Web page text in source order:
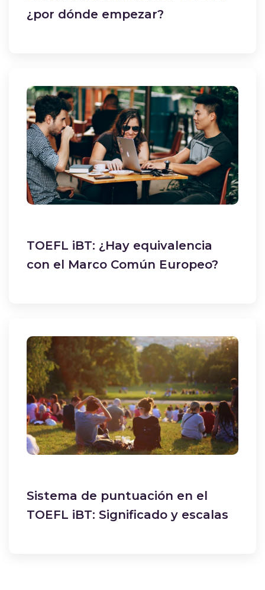
¿por dónde empezar?
TOEFL iBT: ¿Hay equivalencia
con el Marco Común Europeo?
Sistema de puntuación en el
TOEFL iBT: Significado y escalas